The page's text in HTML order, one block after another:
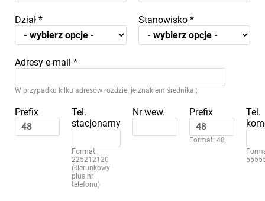
Dział * Stanowisko *
Adresy e-mail *
W przypadku kilku adresów rozdziel je znakiem średnika ;
Prefix
Tel.
stacjonarny
Format:
225212120
(kierunkowy
plus nr
telefonu)
Nr wew. Prefix
Format: 48
Tel.